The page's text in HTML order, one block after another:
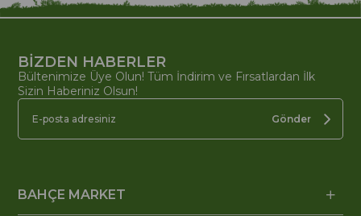
BİZDEN HABERLER
Bültenimize Üye Olun! Tüm İndirim ve Fırsatlardan İlk
Sizin Haberiniz Olsun!
Gönder
BAHÇE MARKET